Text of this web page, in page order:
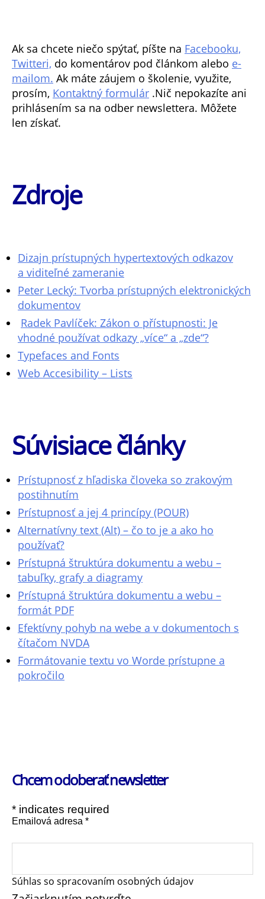
Ak sa chcete niečo spýtať, píšte na Facebooku,
Twitteri, do komentárov pod článkom alebo e-
mailom. Ak máte záujem o školenie, využite,
prosím, Kontaktný formulár .Nič nepokazíte ani
prihlásením sa na odber newslettera. Môžete
len získať.
Zdroje
Dizajn prístupných hypertextových odkazov
a viditeľné zameranie
Peter Lecký: Tvorba prístupných elektronických
dokumentov
Radek Pavlíček: Zákon o přístupnosti: Je
vhodné používat odkazy „více“ a „zde“?
Typefaces and Fonts
Web Accesibility – Lists
Súvisiace články
Prístupnosť z hľadiska človeka so zrakovým
postihnutím
Prístupnosť a jej 4 princípy (POUR)
Alternatívny text (Alt) – čo to je a ako ho
používať?
Prístupná štruktúra dokumentu a webu –
tabuľky, grafy a diagramy
Prístupná štruktúra dokumentu a webu –
formát PDF
Efektívny pohyb na webe a v dokumentoch s
čítačom NVDA
Formátovanie textu vo Worde prístupne a
pokročilo
Chcem odoberať newsletter
* indicates required
Emailová adresa *
Súhlas so spracovaním osobných údajov